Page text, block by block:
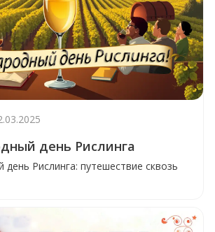
день Рислинга
Рислинга: путешествие сквозь